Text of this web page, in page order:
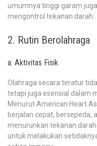
umumnya tinggi garam
mengontrol tekanan darah.
2. Rutin Berolahraga
a. Aktivitas Fisik
Olahraga secara teratur
tetapi juga esensial dalam
Menurut American Heart
berjalan cepat, bersepeda,
menurunkan tekanan
untuk melakukan